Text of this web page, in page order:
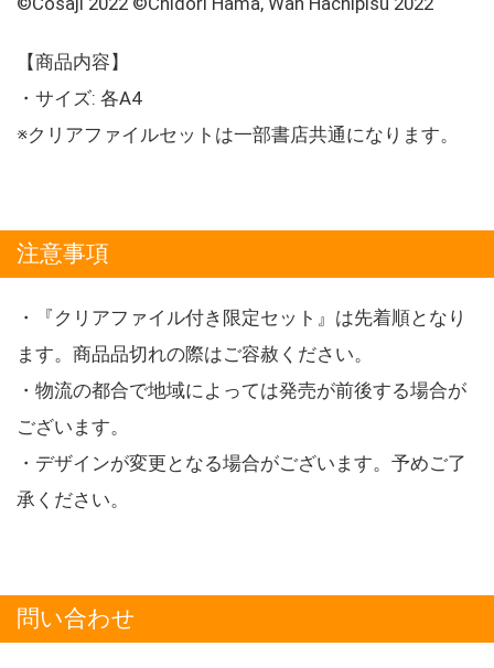
【商品内容】
・サイズ: 各A4
※クリアファイルセットは一部書店共通になります。
注意事項
・『クリアファイル付き限定セット』は先着順となり
ます。商品品切れの際はご容赦ください。
・物流の都合で地域によっては発売が前後する場合が
ございます。
・デザインが変更となる場合がございます。予めご了
承ください。
問い合わせ